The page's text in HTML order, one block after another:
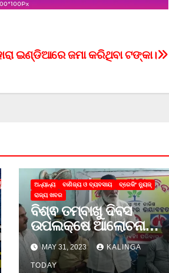
ଇଣ୍ଡିଆରେ ଜମା କରିଥିବା ଟଙ୍କା।
ଅନ୍ୟାନ୍ୟ ବାଣିଜ୍ୟ ଓ ବ୍ୟବସାୟ
ବ୍ରେକିଂ ନ୍ୟୁଜ୍
ରାଜ୍ୟ ଖବର
ବିଶ୍ଵ ତମ୍ବାଖୁ ଦିବସ
ଉପଲକ୍ଷେ ଆଲୋଚନା
ଚକ୍ର
MAY 31, 2023 KALINGA
TODAY